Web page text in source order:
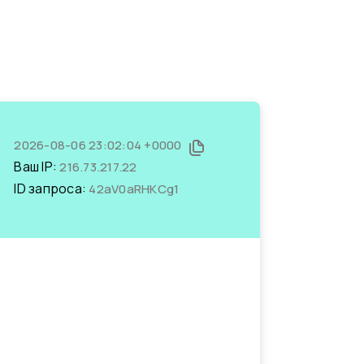
2026-08-06 23:02:04 +0000
Ваш IP:216.73.217.22
ID запроса: 42aV0aRHKCg1